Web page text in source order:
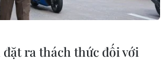
đặt ra thách thức đối với